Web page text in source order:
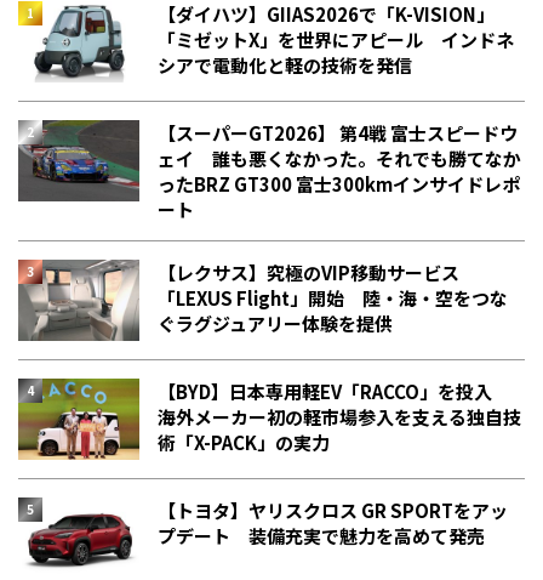
【ダイハツ】GIIAS2026で「K-VISION」
「ミゼットX」を世界にアピール インドネ
シアで電動化と軽の技術を発信
【スーパーGT2026】 第4戦 富士スピードウ
ェイ 誰も悪くなかった。それでも勝てなか
った――BRZ GT300 富士300kmインサイドレポ
ート
【レクサス】究極のVIP移動サービス
「LEXUS Flight」開始 陸・海・空をつな
ぐラグジュアリー体験を提供
【BYD】日本専用軽EV「RACCO」を投入
海外メーカー初の軽市場参入を支える独自技
術「X-PACK」の実力
【トヨタ】ヤリスクロス GR SPORTをアッ
プデート 装備充実で魅力を高めて発売